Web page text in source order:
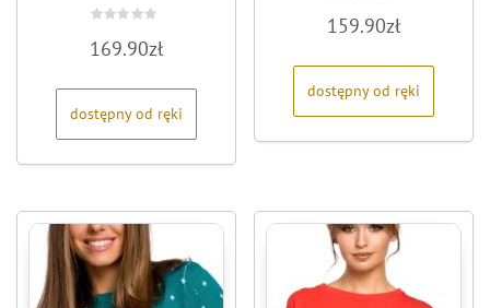
0169.90zł
dostępny od ręki
0
159.90zł
dostępny od ręki